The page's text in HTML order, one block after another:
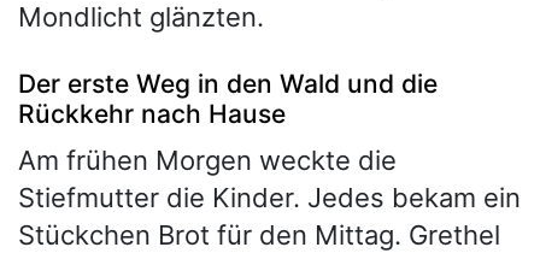
Mondlicht glänzten.
Der erste Weg in den Wald und die
Rückkehr nach Hause
Am frühen Morgen weckte die
Stiefmutter die Kinder. Jedes bekam ein
Stückchen Brot für den Mittag. Grethel